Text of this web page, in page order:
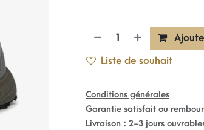
Liste de souhait
Conditions générales
Garantie satisfait ou
Livraison : 2-3 jours